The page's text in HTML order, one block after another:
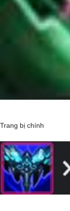
Trang bị chính